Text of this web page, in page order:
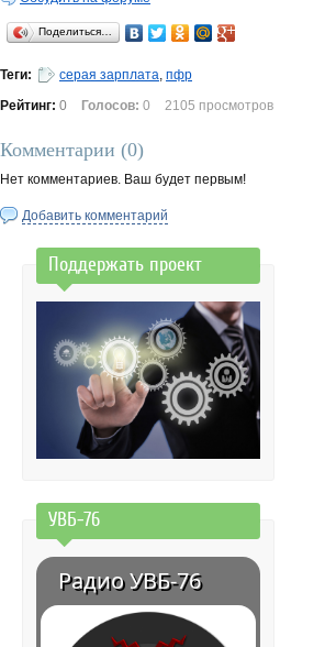
Поделиться…
Теги: серая зарплата, пфр
Рейтинг: 0 Голосов: 0 2105 просмотров
Комментарии (0)
Нет комментариев. Ваш будет первым!
Добавить комментарий
Поддержать проект
УВБ-76
Радио УВБ-76